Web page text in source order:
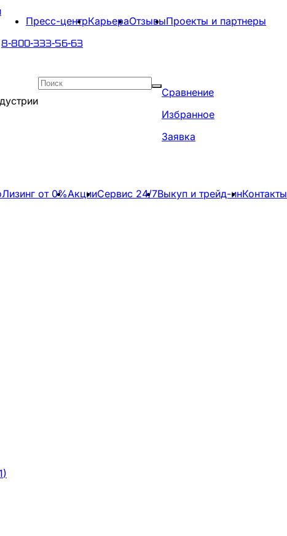
Пресс-центрКарьераОтзывыПроекты и партнеры
8-800-333-56-63
Сравнение
Избранное
Заявка
Лизинг от 0%АкцииСервис 24/7Выкуп и трейд-инКонтакты
)